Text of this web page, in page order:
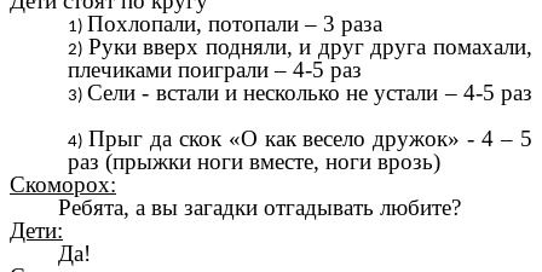
Похлопали, потопали – 3 раза
Руки вверх подняли, и друг друга помахали,
плечиками поиграли – 4-5 раз
Сели - встали и несколько не устали – 4-5 раз
Прыг да скок «О как весело дружок» - 4 – 5
раз (прыжки ноги вместе, ноги врозь)
Скоморох:
Ребята, а вы загадки отгадывать любите?
Дети:
Да!